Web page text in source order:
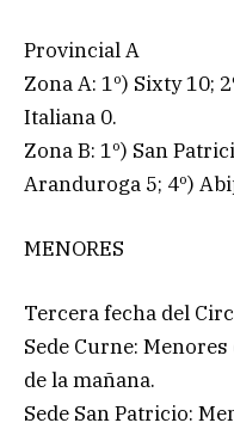
Provincial A
Zona A: 1º) Sixty 10;
Italiana 0.
Zona B: 1º) San
Aranduroga 5; 4º)
MENORES
Tercera fecha del
Sede Curne:
de la mañana.
Sede San Patricio: